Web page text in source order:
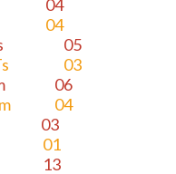
04
04
ITs 05
IITs 03
06
04
01
13